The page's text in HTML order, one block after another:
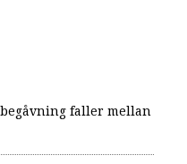
faller mellan